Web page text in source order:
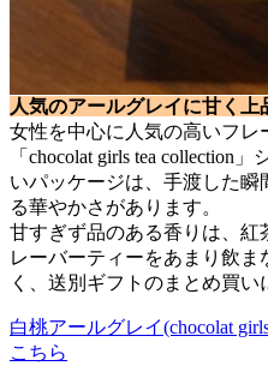
人気のアールグレイに甘く
女性を中心に人気の高いフレ
「chocolat girls tea collection
いパッケージは、手渡した瞬
る華やかさがあります。
甘すぎず品のある香りは、紅
レーバーティーをあまり飲
く、送別ギフトのまとめ買い
白桃アールグレイ(chocolat
こちら